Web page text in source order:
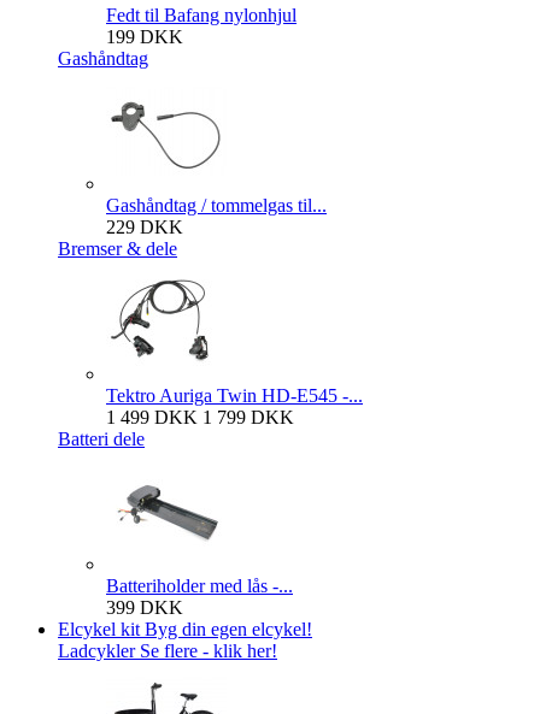
Fedt til Bafang nylonhjul
199 DKK
Gashåndtag
Gashåndtag / tommelgas til...
229 DKK
Bremser & dele
Tektro Auriga Twin HD-E545 -...
1 499 DKK 1 799 DKK
Batteri dele
Batteriholder med lås -...
399 DKK
Elcykel kit Byg din egen elcykel!
Ladcykler Se flere - klik her!